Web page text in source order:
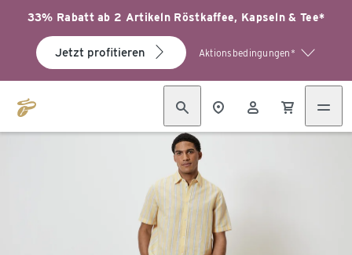
33% Rabatt ab 2 Artikeln Röstkaffee, Kapseln & Tee*
Jetzt profitieren Aktionsbedingungen*